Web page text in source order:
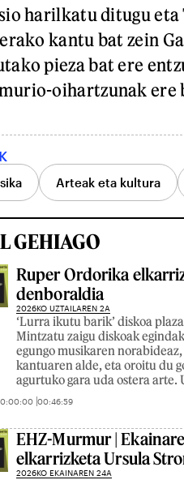
harilkatu ditugu eta
kantu bat zein
pieza bat ere
oihartzunak ere
Arteak eta kultura
GEHIAGO
Ruper Ordorika
denboraldia
2026KO UZTAILAREN 2A
‘Lurra ikutu barik’ diskoa
Mintzatu zaigu diskoak
egungo musikaren
kantuaren alde, eta oroitu du
agurtuko gara uda ostera arte.
00:46:59
EHZ-Murmur |
elkarrizketa Ursula
2026KO EKAINAREN 24A